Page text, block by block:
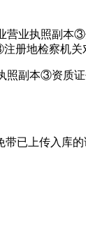
业执照副本
地检察机关
本③资质
已上传入库的